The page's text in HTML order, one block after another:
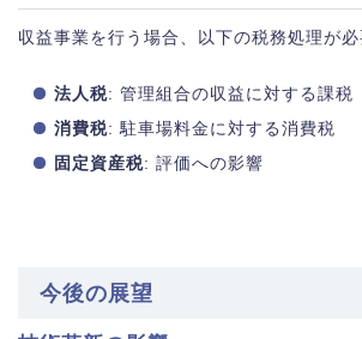
収益事業を行う場合、以下の税務処理が必
法人税: 管理組合の収益に対する課税
消費税: 駐車場料金に対する消費税
固定資産税: 評価への影響
今後の展望